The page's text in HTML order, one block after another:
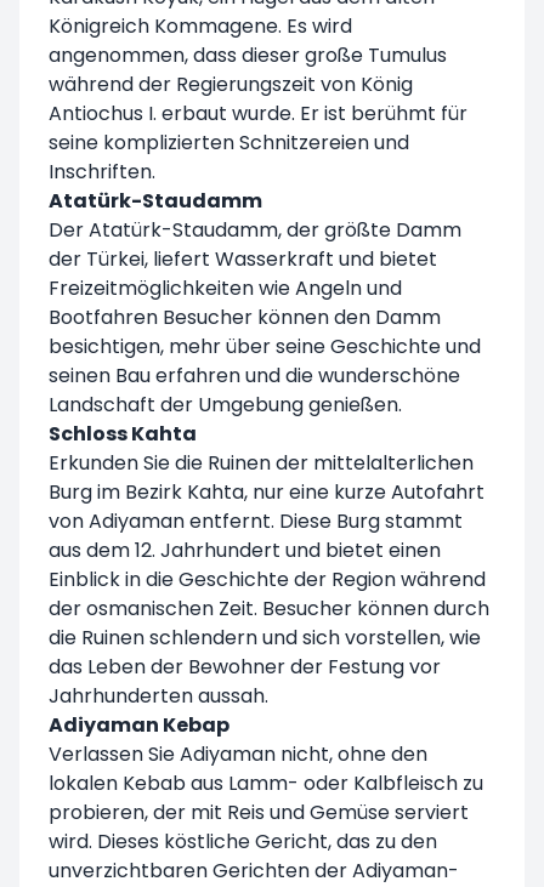
Königreich Kommagene. Es wird
angenommen, dass dieser große Tumulus
während der Regierungszeit von König
Antiochus I. erbaut wurde. Er ist berühmt für
seine komplizierten Schnitzereien und
Inschriften.
Atatürk-Staudamm
Der Atatürk-Staudamm, der größte Damm
der Türkei, liefert Wasserkraft und bietet
Freizeitmöglichkeiten wie Angeln und
Bootfahren Besucher können den Damm
besichtigen, mehr über seine Geschichte und
seinen Bau erfahren und die wunderschöne
Landschaft der Umgebung genießen.
Schloss Kahta
Erkunden Sie die Ruinen der mittelalterlichen
Burg im Bezirk Kahta, nur eine kurze Autofahrt
von Adiyaman entfernt. Diese Burg stammt
aus dem 12. Jahrhundert und bietet einen
Einblick in die Geschichte der Region während
der osmanischen Zeit. Besucher können durch
die Ruinen schlendern und sich vorstellen, wie
das Leben der Bewohner der Festung vor
Jahrhunderten aussah.
Adiyaman Kebap
Verlassen Sie Adiyaman nicht, ohne den
lokalen Kebab aus Lamm- oder Kalbfleisch zu
probieren, der mit Reis und Gemüse serviert
wird. Dieses köstliche Gericht, das zu den
unverzichtbaren Gerichten der Adiyaman-